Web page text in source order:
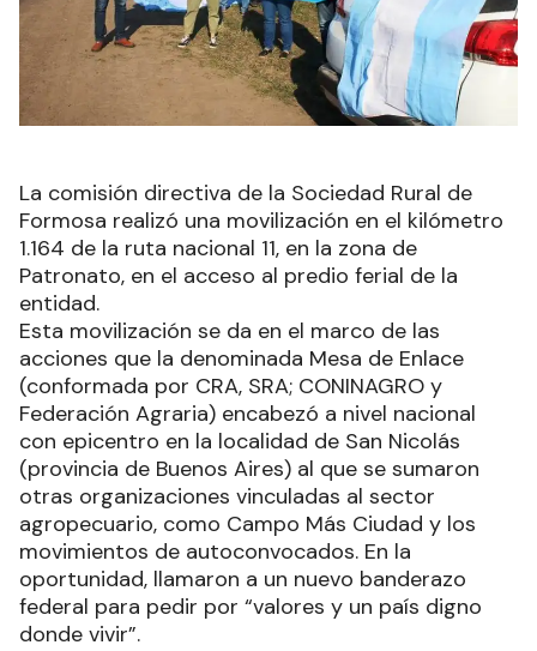
La comisión directiva de la Sociedad Rural de
Formosa realizó una movilización en el kilómetro
1.164 de la ruta nacional 11, en la zona de
Patronato, en el acceso al predio ferial de la
entidad.
Esta movilización se da en el marco de las
acciones que la denominada Mesa de Enlace
(conformada por CRA, SRA; CONINAGRO y
Federación Agraria) encabezó a nivel nacional
con epicentro en la localidad de San Nicolás
(provincia de Buenos Aires) al que se sumaron
otras organizaciones vinculadas al sector
agropecuario, como Campo Más Ciudad y los
movimientos de autoconvocados. En la
oportunidad, llamaron a un nuevo banderazo
federal para pedir por “valores y un país digno
donde vivir”.